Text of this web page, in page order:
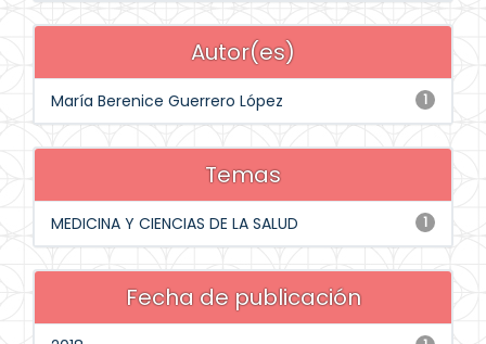
Autor(es)
1
María Berenice Guerrero López
Temas
1
MEDICINA Y CIENCIAS DE LA SALUD
Fecha de publicación